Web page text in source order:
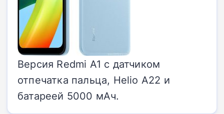
Версия Redmi A1 с датчиком
отпечатка пальца, Helio A22 и
батареей 5000 мАч.